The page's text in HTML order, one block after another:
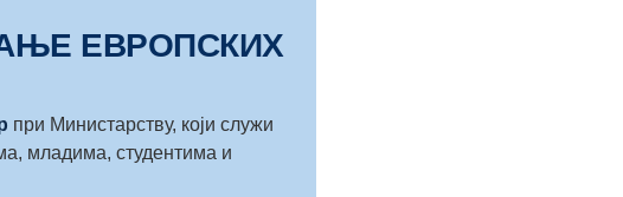
ЕВРОПСКИХ
при Министарству, који служи
младима, студентима и